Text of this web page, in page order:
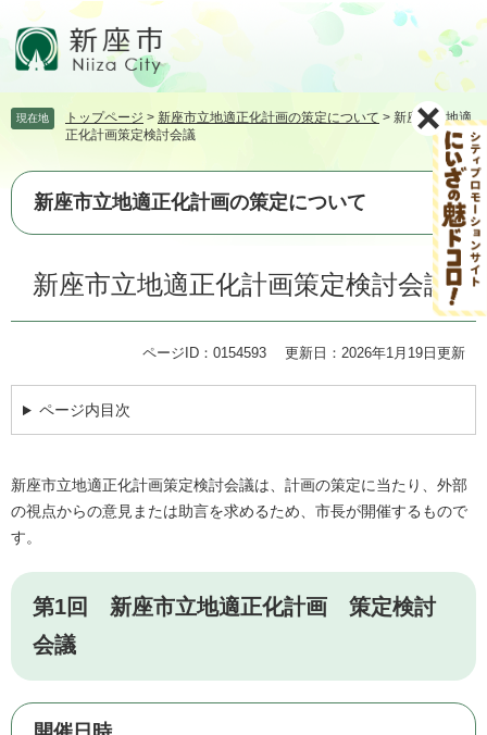
頭
す。
飛
て
本
現在地 トップページ > 新座市立地適正化計画の策定について > 新座市立地適
正化計画策定検討会議
新座市立地適正化計画の策定について
新座市立地適正化計画策定検討会議
ページID：0154593 更新日：2026年1月19日更新
ページ内目次
新座市立地適正化計画策定検討会議は、計画の策定に当たり、外部
の視点からの意見または助言を求めるため、市長が開催するもので
す。
第1回 新座市立地適正化計画 策定検討
会議